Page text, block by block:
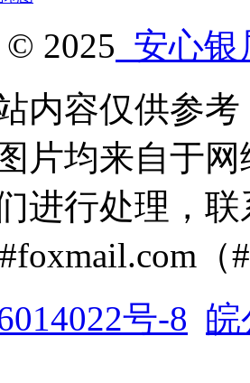
2025 安心银
内容仅供参
片均来自于
进行处理，
（
号-8 皖